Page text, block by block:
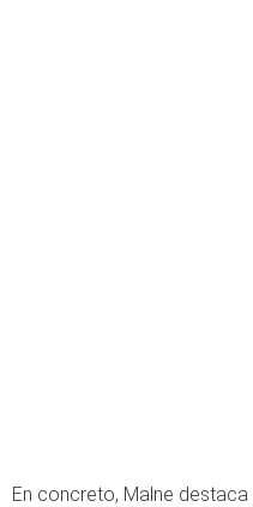
En concreto, Malne destaca